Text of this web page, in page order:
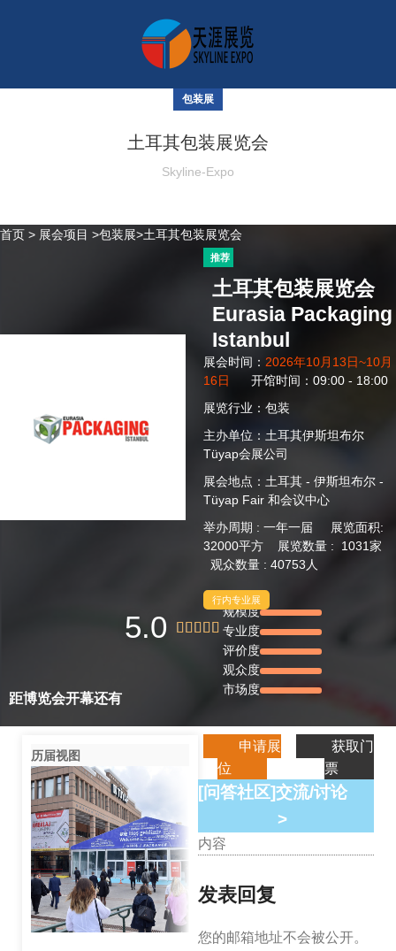
包装展
土耳其包装展览会
Skyline-Expo
首页 > 展会项目 >包装展>土耳其包装展览会
推荐
土耳其包装展览会
Eurasia Packaging
Istanbul
展会时间： 2026年10月13日~10月
16日
开馆时间：09:00 - 18:00
展览行业：包装
主办单位：土耳其伊斯坦布尔
Tüyap会展公司
展会地点：土耳其 - 伊斯坦布尔 -
Tüyap Fair 和会议中心
举办周期 : 一年一届 展览面积:
32000平方 展览数量 : 1031家
观众数量 : 40753人
行内专业展
5.0     
规模度
专业度
评价度
观众度
市场度
距博览会开幕还有
历届视图
申请展
位
获取门
票
[问答社区]交流/讨论
>
内容
发表回复
您的邮箱地址不会被公开。